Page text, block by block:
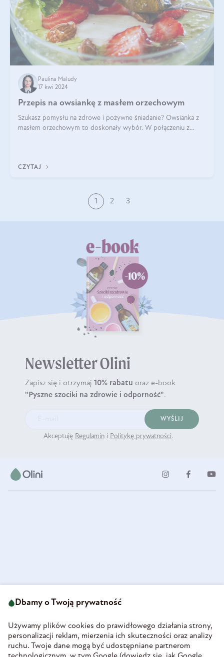
Paulina Maludy
17 kwi 2024
Przepis na owsiankę z masłem orzechowym
Szukasz pomysłu na zdrowe i pożywne śniadanie? Owsianka z
masłem orzechowym to doskonały wybór. W połączeniu z
CZYTAJ
1 2 3
Newsletter Olini
Zapisz się i otrzymaj 10% rabatu oraz e-book
"Pyszne szociki na zdrowie i odporność".
WYŚLIJ
Akceptuję Regulamin i Politykę prywatności.
58-160 Świebodzice
REGON 890213034
INFORMACJE
Dbamy o Twoją prywatność
Używamy plików cookies do prawidłowego działania strony,
personalizacji reklam, mierzenia ich skuteczności oraz analizy
ruchu. Twoje dane mogą być udostępniane partnerom